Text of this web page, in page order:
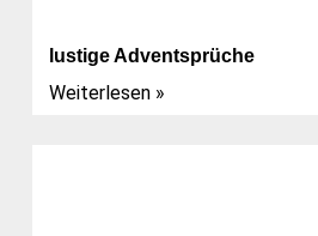
lustige Adventsprüche
Weiterlesen »